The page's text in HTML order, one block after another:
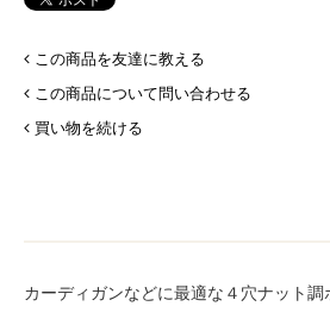
この商品を友達に教える
この商品について問い合わせる
買い物を続ける
カーディガンなどに最適な４穴ナット調